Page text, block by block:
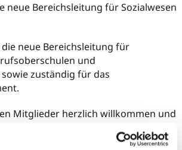
neue Bereichsleitung für Sozialwesen
neue Bereichsleitung für
und
zuständig für das
Mitglieder herzlich willkommen und
Ihre Arbeit viel Erfolg.